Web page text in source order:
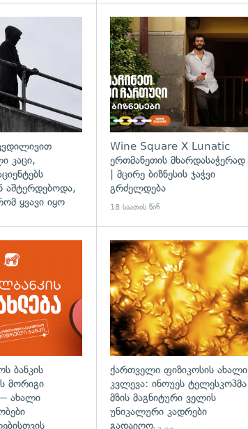
გადახედვა
კაცი,
აშტერდებოდა,
ყვავი იყო
Wine Square X Lunatic
ერთმანეთის მხარდასაჭერად
| მცირე ბიზნესის ჯაჭვი
გრძელდება
18 საათის წინ
ბანკის
მორიგი
ახალი
ქართველი ფიზიკოსის ახალი
კვლევა: ინოუეს ტელესკოპმა
მზის მაგნიტური ველის
უნიკალური კადრები
გადაიღო